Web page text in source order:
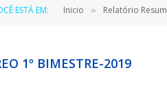
ESTÁ EM: Inicio » Relatório
1º BIMESTRE-2019